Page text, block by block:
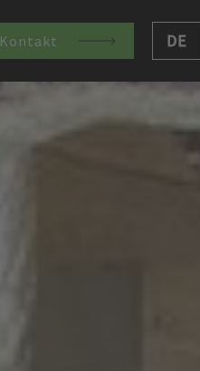
Kontakt DE